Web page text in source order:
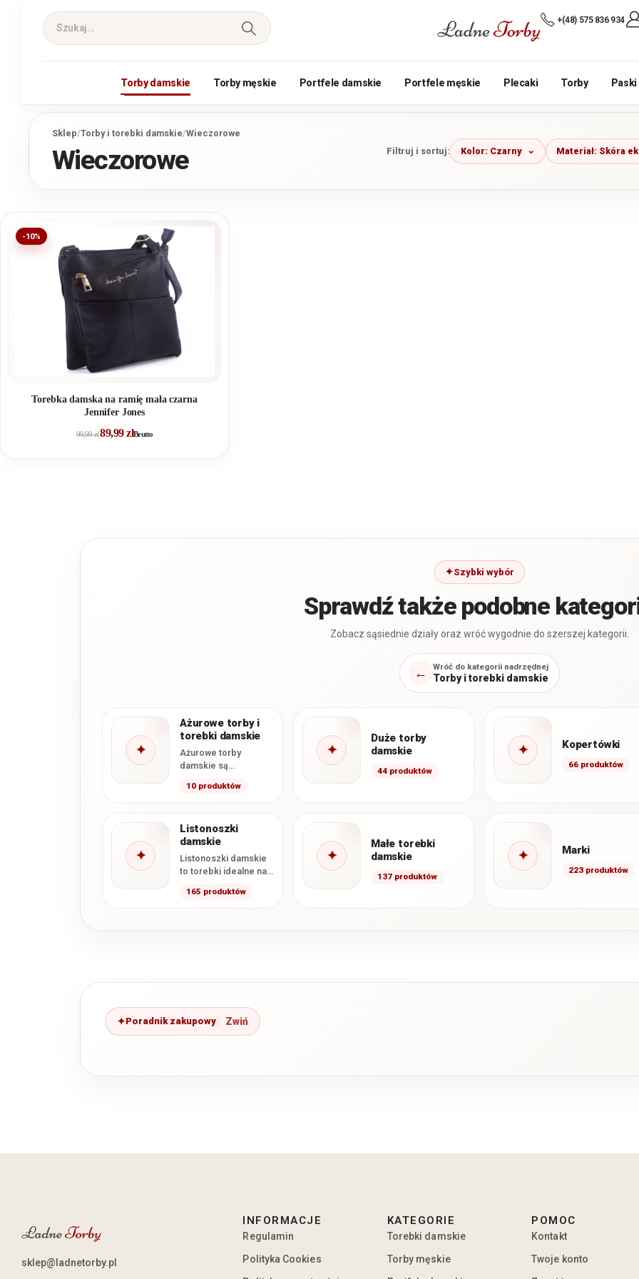
+(48) 575 836 934
Torby damskie Torby męskie Portfele damskie Portfele męskie Plecaki Torby Paski
Sklep/Torby i torebki damskie/Wieczorowe
Wieczorowe Filtruj i sortuj: Kolor: Czarny Materiał: Skóra
-10%
Torebka damska na ramię mała czarna
Jennifer Jones
99,99zł89,99złBrutto
Szybki wybór
Sprawdź także podobne
Zobacz sąsiednie działy oraz wróć wygodnie do szerszej kategorii.
← Wróć do kategorii nadrzędnej
Torby i torebki damskie
✦
Ażurowe torby i
torebki damskie
Ażurowe torby
damskie są
dodatkiem
okresie wiosennym i
letnim. Kojarzą się z…
10 produktów
✦
Duże torby
damskie
44 produktów
✦ Kopertówki
66 produktów
✦
Listonoszki
damskie
Listonoszki damskie
to torebki idealne na
wygodne, praktyczne i
165 produktów
✦
Małe torebki
damskie
137 produktów
✦ Marki
223 produktów
Poradnik zakupowy
sklep@ladnetorby.pl
INFORMACJE
Regulamin
Polityka Cookies
KATEGORIE
Torebki damskie
Torby męskie
POMOC
Kontakt
Twoje konto